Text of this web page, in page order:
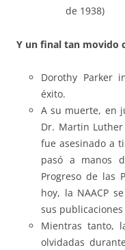
de 1938)
Y un final tan movido
Dorothy Parker
éxito.
A su muerte, en
Dr. Martin
fue asesinado a
pasó a manos
Progreso de las
hoy, la NAACP
sus
Mientras tanto,
olvidadas